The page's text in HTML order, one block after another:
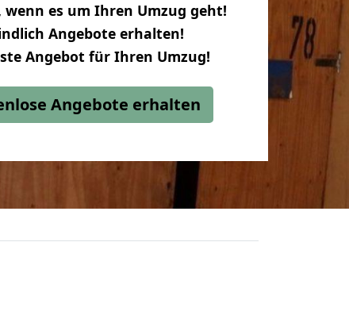
es um Ihren Umzug geht!
Angebote erhalten!
Angebot für Ihren Umzug!
Angebote erhalten